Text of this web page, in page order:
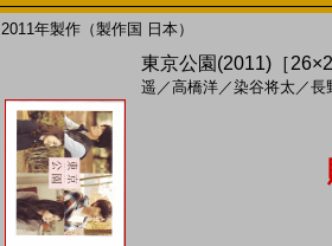
2011年製作（製作国 日本）
東京公園(2011)［
遥 ／高橋洋／染谷将太 ／長